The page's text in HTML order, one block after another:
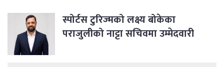
स्पोर्टस टुरिज्मको लक्ष्य बोकेका
पराजुलीको नाट्टा सचिवमा उम्मेदवारी